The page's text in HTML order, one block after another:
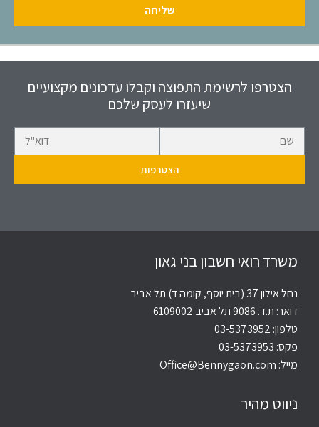
שליחה
הצטרפו לרשימת התפוצה וקבלו עדכונים מקצועיים
שיעזרו לעסק שלכם
משרד רואי חשבון בני גאון
נחל אילון 37 (בית יוסף, קומה ד) תל אביב
דואר: ת.ד. 9086 תל אביב 6109002
טלפון: 03-5373952
פקס: 03-5373953
מייל: Office@Bennygaon.com
ניווט מהיר